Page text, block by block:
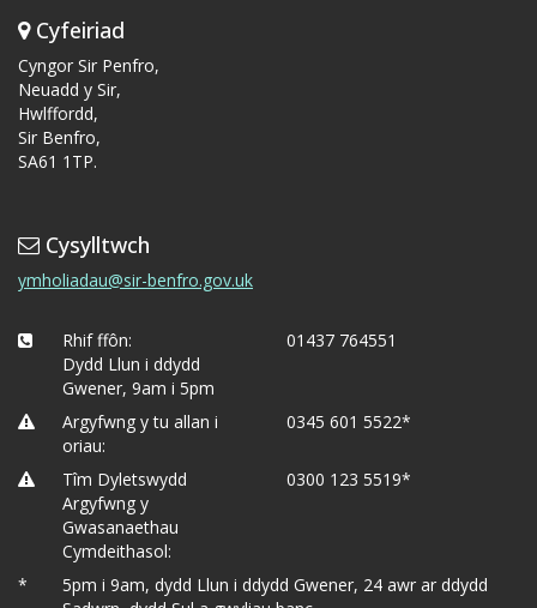
Cyfeiriad
Cyngor Sir Penfro,
Neuadd y Sir,
Hwlffordd,
Sir Benfro,
SA61 1TP.
Cysylltwch
ymholiadau@sir-benfro.gov.uk
Rhif ffôn:
Dydd Llun i ddydd
Gwener, 9am i 5pm
01437 764551
Argyfwng y tu allan i
oriau:
0345 601 5522*
Tîm Dyletswydd
Argyfwng y
Gwasanaethau
Cymdeithasol:
0300 123 5519*
*
5pm i 9am, dydd Llun i ddydd Gwener, 24 awr ar ddydd